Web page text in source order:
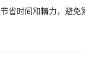
省时间和精力，避免